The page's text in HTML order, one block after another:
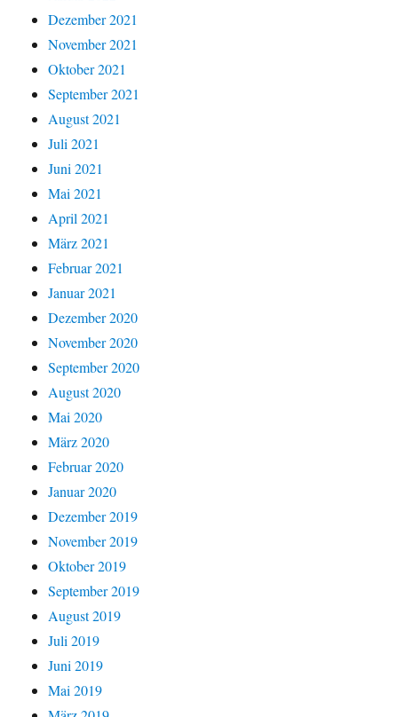
Dezember 2021
November 2021
Oktober 2021
September 2021
August 2021
Juli 2021
Juni 2021
Mai 2021
April 2021
März 2021
Februar 2021
Januar 2021
Dezember 2020
November 2020
September 2020
August 2020
Mai 2020
März 2020
Februar 2020
Januar 2020
Dezember 2019
November 2019
Oktober 2019
September 2019
August 2019
Juli 2019
Juni 2019
Mai 2019